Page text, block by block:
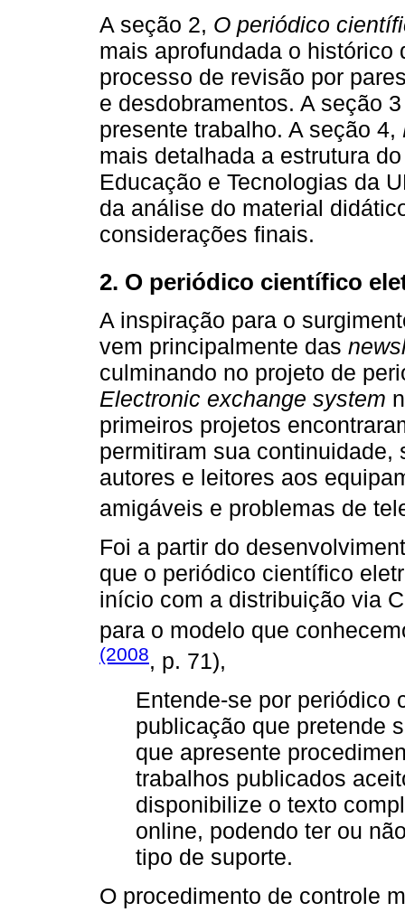
A seção 2, O periódico
mais aprofundada o
processo de revisão por
e desdobramentos. A seção
presente trabalho. A seção 4,
mais detalhada a estrutura
Educação e Tecnologias da
da análise do material
considerações finais.
2. O periódico científico
A inspiração para o
vem principalmente das
culminando no projeto de
Electronic exchange system
primeiros projetos
permitiram sua
autores e leitores aos
amigáveis e problemas de
Foi a partir do
que o periódico científico
início com a distribuição via
para o modelo que
(2008, p. 71),
Entende-se por periódico
publicação que pretende
que apresente
trabalhos publicados
disponibilize o texto
online, podendo ter ou
tipo de suporte.
O procedimento de controle